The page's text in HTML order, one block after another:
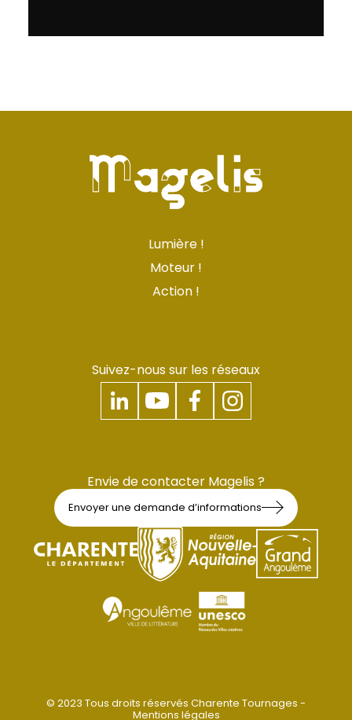
Lumière !
Moteur !
Action !
Suivez-nous sur les réseaux
Envie de contacter Magelis ?
Envoyer une demande d’informations
© 2023 Tous droits réservés Charente Tournages -
Mentions légales